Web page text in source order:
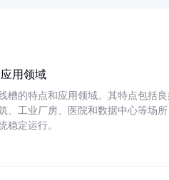
用领域
槽的特点和应用领域。其特点包括
、工业厂房、医院和数据中心等场
稳定运行。